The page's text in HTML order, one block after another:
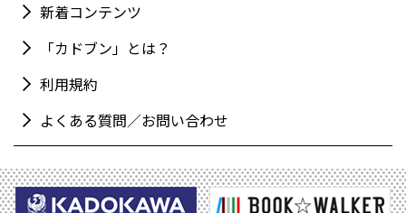
新着コンテンツ
「カドブン」とは？
利用規約
よくある質問／お問い合わせ